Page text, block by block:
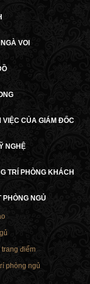
VOI
VIỆC CỦA GIÁM ĐỐC
NGHỆ
TRÍ PHÒNG KHÁCH
PHÒNG NGỦ
trang điểm
phòng ngủ